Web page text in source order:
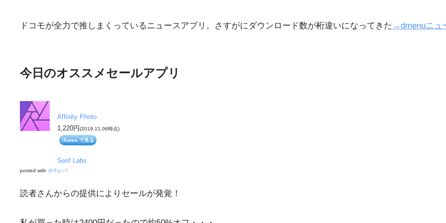
ドコモが全力で推しまくっているニュースアプリ。さすがにダウンロード数が桁違いになってきた →dmenuニュ
今日のオススメセールアプリ
Affinity Photo
1,220円(2019.11.06時点)
iTunes で見る
Serif Labs
posted with ポチレバ
読者さんからの提供によりセールが発覚！